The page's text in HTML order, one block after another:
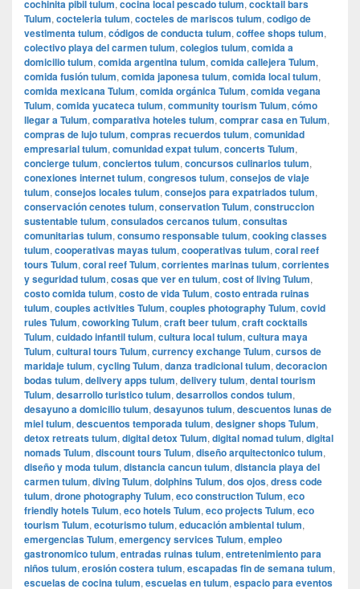
cochinita pibil tulum, cocina local pescado tulum, cocktail bars
Tulum, cocteleria tulum, cocteles de mariscos tulum, codigo de
vestimenta tulum, códigos de conducta tulum, coffee shops tulum,
colectivo playa del carmen tulum, colegios tulum, comida a
domicilio tulum, comida argentina tulum, comida callejera Tulum,
comida fusión tulum, comida japonesa tulum, comida local tulum,
comida mexicana Tulum, comida orgánica Tulum, comida vegana
Tulum, comida yucateca tulum, community tourism Tulum, cómo
llegar a Tulum, comparativa hoteles tulum, comprar casa en Tulum,
compras de lujo tulum, compras recuerdos tulum, comunidad
empresarial tulum, comunidad expat tulum, concerts Tulum,
concierge tulum, conciertos tulum, concursos culinarios tulum,
conexiones internet tulum, congresos tulum, consejos de viaje
tulum, consejos locales tulum, consejos para expatriados tulum,
conservación cenotes tulum, conservation Tulum, construccion
sustentable tulum, consulados cercanos tulum, consultas
comunitarias tulum, consumo responsable tulum, cooking classes
tulum, cooperativas mayas tulum, cooperativas tulum, coral reef
tours Tulum, coral reef Tulum, corrientes marinas tulum, corrientes
y seguridad tulum, cosas que ver en tulum, cost of living Tulum,
costo comida tulum, costo de vida Tulum, costo entrada ruinas
tulum, couples activities Tulum, couples photography Tulum, covid
rules Tulum, coworking Tulum, craft beer tulum, craft cocktails
Tulum, cuidado infantil tulum, cultura local tulum, cultura maya
Tulum, cultural tours Tulum, currency exchange Tulum, cursos de
maridaje tulum, cycling Tulum, danza tradicional tulum, decoracion
bodas tulum, delivery apps tulum, delivery tulum, dental tourism
Tulum, desarrollo turistico tulum, desarrollos condos tulum,
desayuno a domicilio tulum, desayunos tulum, descuentos lunas de
miel tulum, descuentos temporada tulum, designer shops Tulum,
detox retreats tulum, digital detox Tulum, digital nomad tulum, digital
nomads Tulum, discount tours Tulum, diseño arquitectonico tulum,
diseño y moda tulum, distancia cancun tulum, distancia playa del
carmen tulum, diving Tulum, dolphins Tulum, dos ojos, dress code
tulum, drone photography Tulum, eco construction Tulum, eco
friendly hotels Tulum, eco hotels Tulum, eco projects Tulum, eco
tourism Tulum, ecoturismo tulum, educación ambiental tulum,
emergencias Tulum, emergency services Tulum, empleo
gastronomico tulum, entradas ruinas tulum, entretenimiento para
niños tulum, erosión costera tulum, escapadas fin de semana tulum,
escuelas de cocina tulum, escuelas en tulum, espacio para eventos